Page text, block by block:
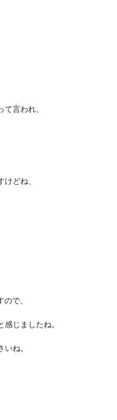
言われ、
どね、
で、
じましたね。
ね。